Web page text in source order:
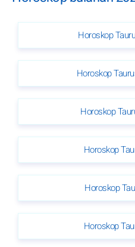
Horoskop
Horoskop
Horoskop
Horoskop
Horoskop
Horoskop